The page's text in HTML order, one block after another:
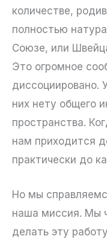
количестве,
полностью
Союзе, или
Это огромное
диссоциировано.
них нету общего
пространства.
нам приходится
практически до
Но мы
наша миссия. Мы
делать эту